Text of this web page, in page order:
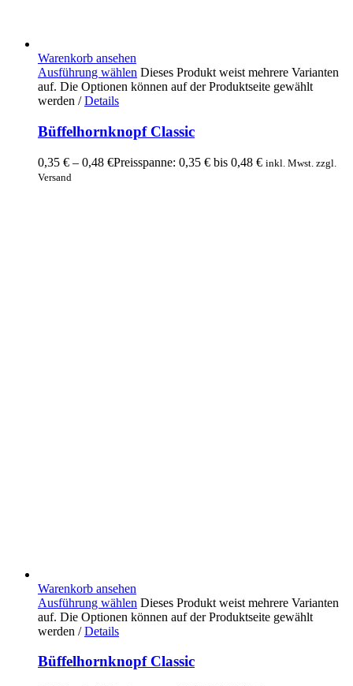
Warenkorb ansehen
Ausführung wählen Dieses Produkt weist mehrere Varianten
auf. Die Optionen können auf der Produktseite gewählt
werden / Details
Büffelhornknopf Classic
0,35 € – 0,48 €Preisspanne: 0,35 € bis 0,48 € inkl. Mwst. zzgl.
Versand
Warenkorb ansehen
Ausführung wählen Dieses Produkt weist mehrere Varianten
auf. Die Optionen können auf der Produktseite gewählt
werden / Details
Büffelhornknopf Classic